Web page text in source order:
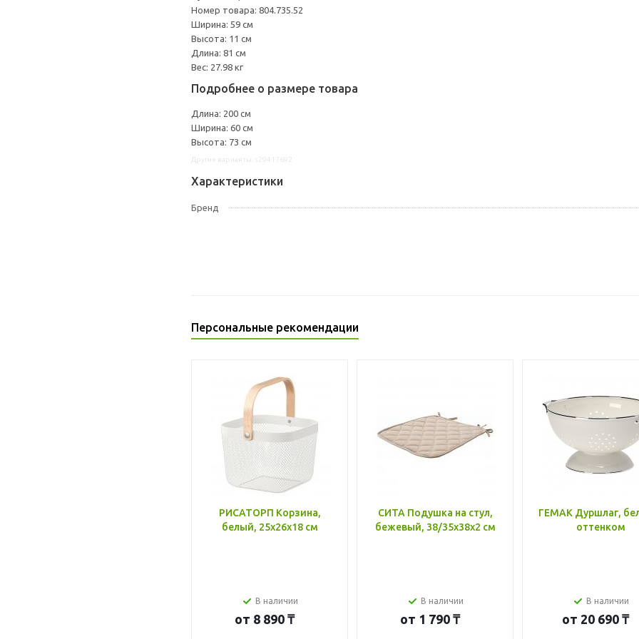
Номер товара: 804.735.52
Ширина: 59 см
Высота: 11 см
Длина: 81 см
Вес: 27.98 кг
Подробнее о размере товара
Длина: 200 см
Ширина: 60 см
Высота: 73 см
Характеристики
Бренд
Персональные рекомендации
РИСАТОРП Корзина,
белый, 25x26x18 см
В наличии
от 8 890 ₸
СИТА Подушка на стул,
бежевый, 38/35x38x2 см
В наличии
от 1 790 ₸
ГЕМАК Дуршлаг,
оттенком
В наличии
от 20 690 ₸